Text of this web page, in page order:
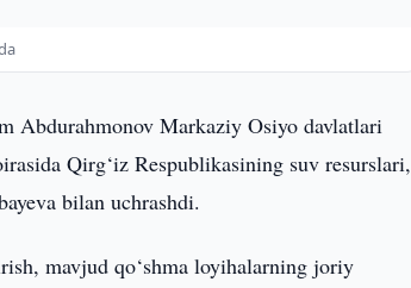
Abdurahmonov Markaziy Osiyo davlatlari
Qirg‘iz Respublikasining suv resurslari,
bilan uchrashdi.
mavjud qo‘shma loyihalarning joriy